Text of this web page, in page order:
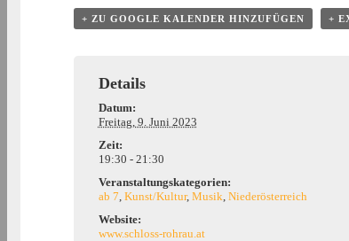
+ ZU GOOGLE KALENDER HINZUFÜGEN +
Details
Datum:
Freitag, 9. Juni 2023
Zeit:
19:30 - 21:30
Veranstaltungskategorien:
ab 7, Kunst/Kultur, Musik, Niederösterreich
Website:
www.schloss-rohrau.at